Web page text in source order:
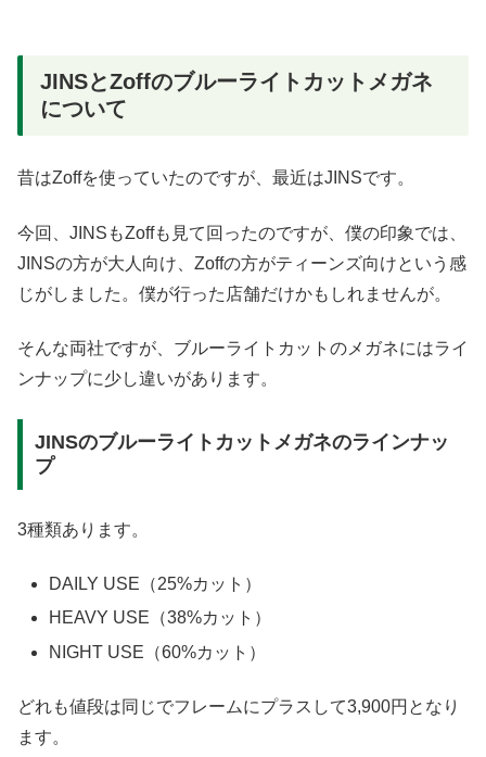
JINSとZoffのブルーライトカットメガネ
について
昔はZoffを使っていたのですが、最近はJINSです。
今回、JINSもZoffも見て回ったのですが、僕の印象では、
JINSの方が大人向け、Zoffの方がティーンズ向けという感
じがしました。僕が行った店舗だけかもしれませんが。
そんな両社ですが、ブルーライトカットのメガネにはライ
ンナップに少し違いがあります。
JINSのブルーライトカットメガネのラインナッ
プ
3種類あります。
DAILY USE（25%カット）
HEAVY USE（38%カット）
NIGHT USE（60%カット）
どれも値段は同じでフレームにプラスして3,900円となり
ます。